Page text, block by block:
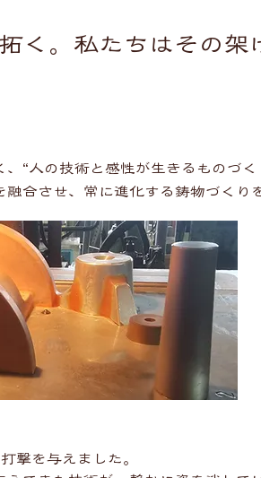
く。私たちはその架
“人の技術と感性が生きるものづく
合させ、常に進化する鋳物づくり
撃を与えました。